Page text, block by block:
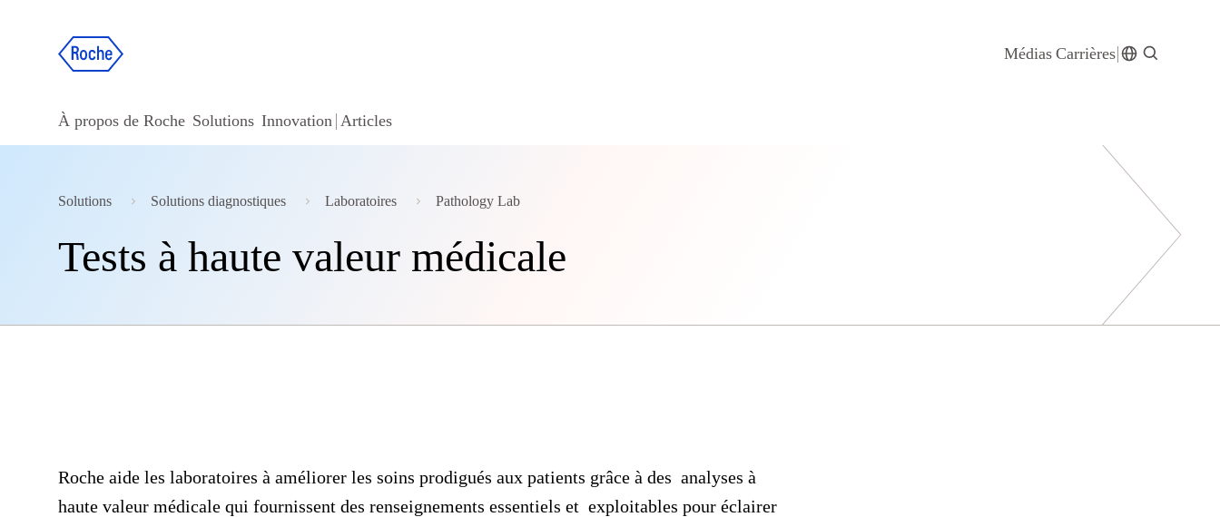
Médias Carrières
À propos de Roche Solutions Innovation Articles
Solutions Solutions diagnostiques Laboratoires Pathology Lab
Tests à haute valeur médicale
Roche aide les laboratoires à améliorer les soins prodigués aux patients grâce à des analyses à
haute valeur médicale qui fournissent des renseignements essentiels et exploitables pour éclairer